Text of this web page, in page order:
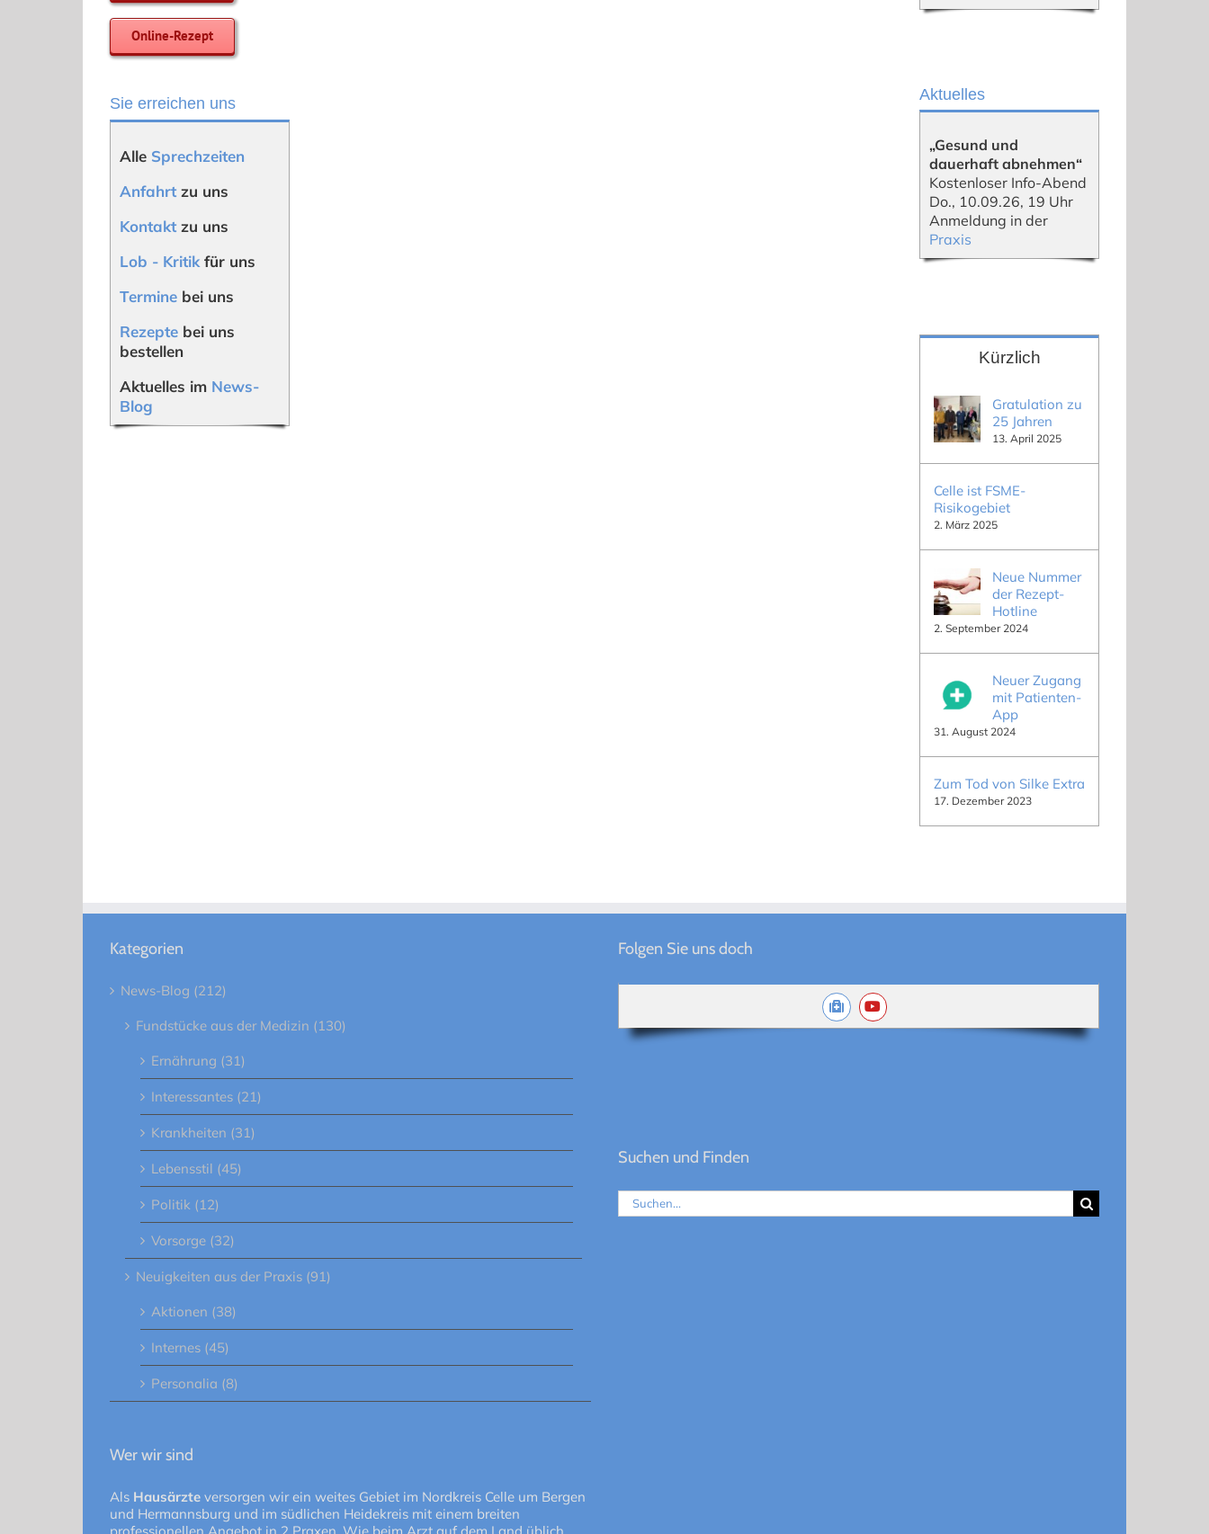
Online-Rezept
Sie erreichen uns
Alle Sprechzeiten
Anfahrtzu uns
Kontaktzu uns
Lob - Kritik für uns
Termine bei uns
Rezepte bei uns
bestellen
Aktuelles im News-
Blog
Aktuelles
„Gesund und
dauerhaft abnehmen“
Kostenloser Info-Abend
Do., 10.09.26, 19 Uhr
Anmeldung in der
Praxis
Kürzlich
Gratulation zu
25 Jahren
13. April 2025
Celle ist FSME-
Risikogebiet
2. März 2025
Neue Nummer
der Rezept-
Hotline
2. September 2024
Neuer Zugang
mit Patienten-
App
31. August 2024
Zum Tod von Silke Extra
17. Dezember 2023
Kategorien
News-Blog (212)
Fundstücke aus der Medizin (130)
Ernährung (31)
Interessantes (21)
Krankheiten (31)
Lebensstil (45)
Politik (12)
Vorsorge (32)
Neuigkeiten aus der Praxis (91)
Aktionen (38)
Internes (45)
Personalia (8)
Wer wir sind
Als Hausärzte versorgen wir ein weites Gebiet im Nordkreis Celle um Bergen
und Hermannsburg und im südlichen Heidekreis mit einem breiten
Folgen Sie uns doch
Suchen und Finden
Suche
nach: